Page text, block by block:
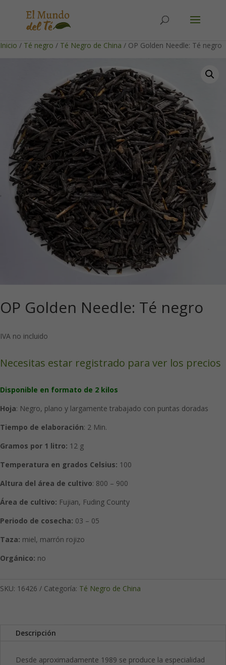
Inicio / Té negro / Té Negro de China / OP Golden Needle: Té negro
OP Golden Needle: Té negro
IVA no incluido
Necesitas estar registrado para ver los precios
Disponible en formato de 2 kilos
Hoja: Negro, plano y largamente trabajado con puntas doradas
Tiempo de elaboración: 2 Min.
Gramos por 1 litro: 12 g
Temperatura en grados Celsius: 100
Altura del área de cultivo: 800 – 900
Área de cultivo: Fujian, Fuding County
Periodo de cosecha: 03 – 05
Taza: miel, marrón rojizo
Orgánico: no
SKU: 16426 Categoría: Té Negro de China
Descripción
Desde aproximadamente 1989 se produce la especialidad